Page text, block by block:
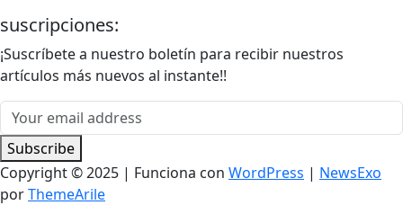
suscripciones:
¡Suscríbete a nuestro boletín para recibir nuestros
artículos más nuevos al instante!!
Subscribe
Copyright © 2025 | Funciona con WordPress | NewsExo
porThemeArile